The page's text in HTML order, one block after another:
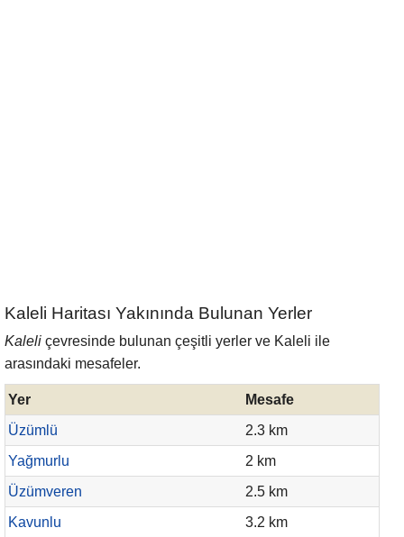
Kaleli Haritası Yakınında Bulunan Yerler
Kaleli çevresinde bulunan çeşitli yerler ve Kaleli ile
arasındaki mesafeler.
Yer
Mesafe
Üzümlü
2.3 km
Yağmurlu
2 km
Üzümveren
2.5 km
Kavunlu
3.2 km